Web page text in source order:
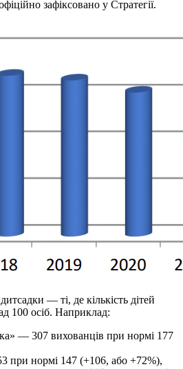
зафіксовано у Стратегії.
— ті, де кількість дітей
100 осіб. Наприклад:
— 307 вихованців при нормі 177
при нормі 147 (+106, або +72%),